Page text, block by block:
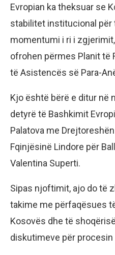
Evropian ka theksuar se
stabilitet institucional
momentumi i ri i
ofrohen përmes Planit
të Asistencës së Para-
Kjo është bërë e ditur në
detyrë të Bashkimit
Palatova me
Fqinjësinë Lindore për
Valentina Superti.
Sipas njoftimit, ajo do të
takime me përfaqësues
Kosovës dhe të
diskutimeve për